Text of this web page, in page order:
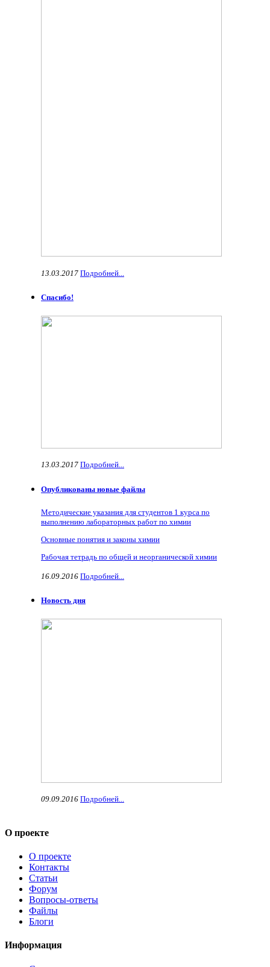
13.03.2017 Подробней...
Спасибо!
13.03.2017 Подробней...
Опубликованы новые файлы
Методические указания для студентов 1 курса по
выполнению лабораторных работ по химии
Основные понятия и законы химии
Рабочая тетрадь по общей и неорганической химии
16.09.2016 Подробней...
Новость дня
09.09.2016 Подробней...
О проекте
О проекте
Контакты
Статьи
Форум
Вопросы-ответы
Файлы
Блоги
Информация